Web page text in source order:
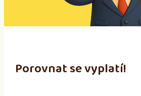
:
Porovnat se vyplatí!